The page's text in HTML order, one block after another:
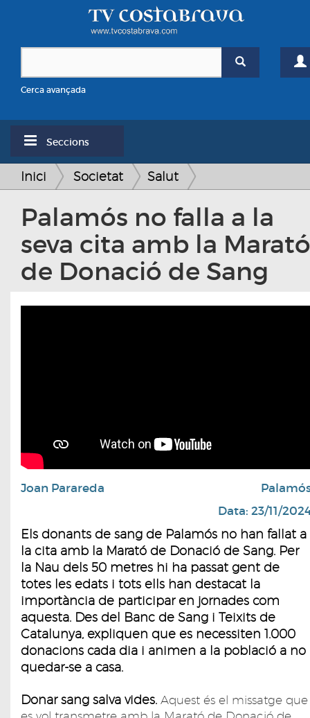
Cerca avançada
Seccions
Inici Societat Salut
Palamós no falla a la
seva cita amb la Marató
de Donació de Sang
Joan Parareda
Data: 23/11/
Els donants de sang de Palamós no han fallat a
la cita amb la Marató de Donació de Sang. Per
la Nau dels 50 metres hi ha passat gent de
totes les edats i tots ells han destacat la
importància de participar en jornades com
aquesta. Des del Banc de Sang i Teixits de
Catalunya, expliquen que es necessiten 1.000
donacions cada dia i animen a la població a no
quedar-se a casa.
Donar sang salva vides. Aquest és el missatge que